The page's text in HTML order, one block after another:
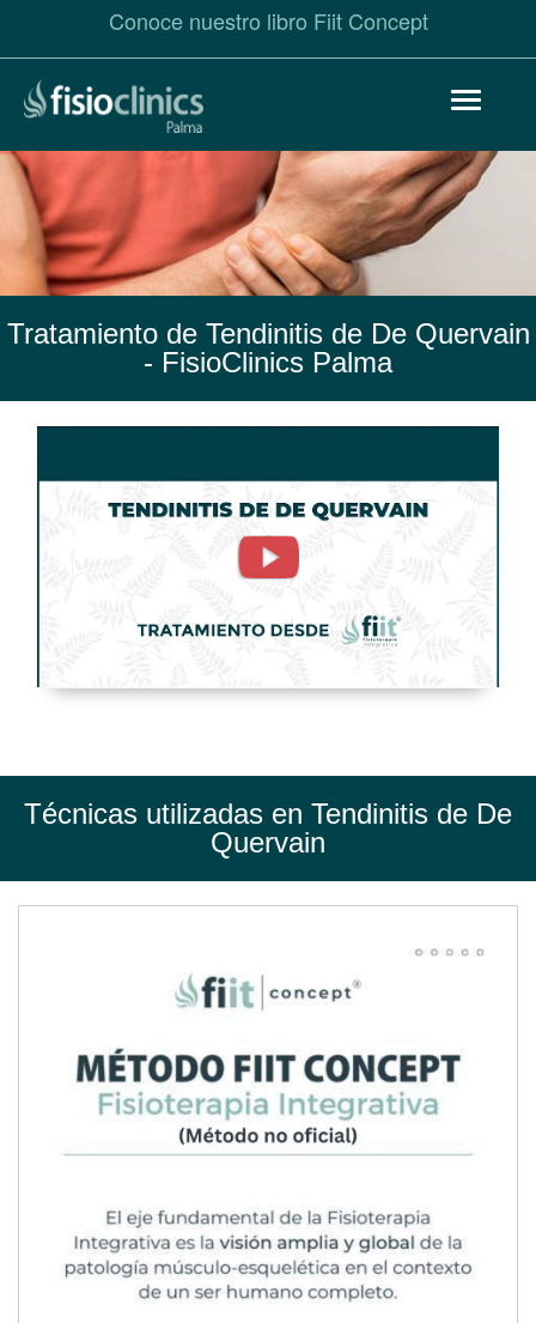
Pasar
contenido
principal
Conoce nuestro libro Fiit Concept
Toggle
Tratamiento de Tendinitis de De Quervain
- FisioClinics Palma
Tendinitis
de
Fisioterapia
Palma
de
Mallorca
Técnicas utilizadas en Tendinitis de De
Quervain